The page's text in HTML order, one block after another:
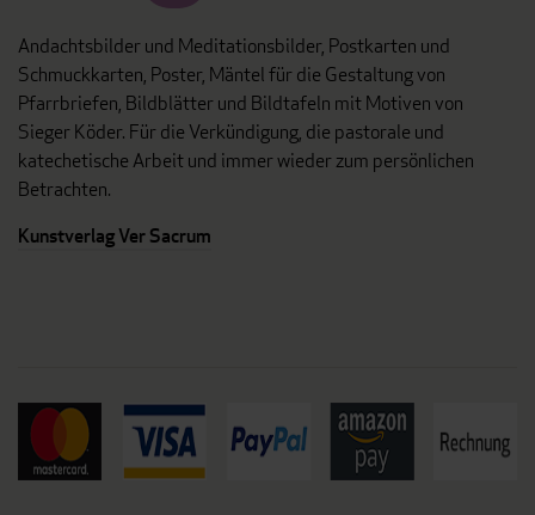
Andachtsbilder und Meditationsbilder, Postkarten und
Schmuckkarten, Poster, Mäntel für die Gestaltung von
Pfarrbriefen, Bildblätter und Bildtafeln mit Motiven von
Sieger Köder. Für die Verkündigung, die pastorale und
katechetische Arbeit und immer wieder zum persönlichen
Betrachten.
Kunstverlag Ver Sacrum